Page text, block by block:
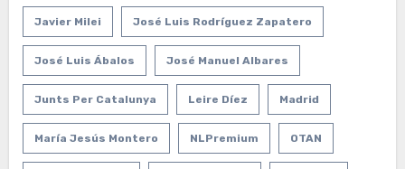
Javier Milei José Luis Rodríguez Zapatero
José Luis Ábalos José Manuel Albares
Junts Per Catalunya Leire Díez Madrid
María Jesús Montero NLPremium OTAN